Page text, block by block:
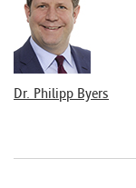
Zugriff auf
Auswertung
Mitarbeiter
Nutzung von
Dr. Philipp Byers